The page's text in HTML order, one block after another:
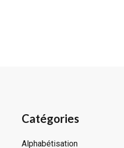
Catégories
Alphabétisation